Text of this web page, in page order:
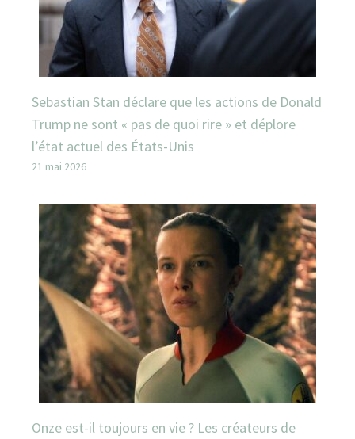
Sebastian Stan déclare que les actions de Donald
Trump ne sont « pas de quoi rire » et déplore
l’état actuel des États-Unis
21 mai 2026
Onze est-il toujours en vie ? Les créateurs de